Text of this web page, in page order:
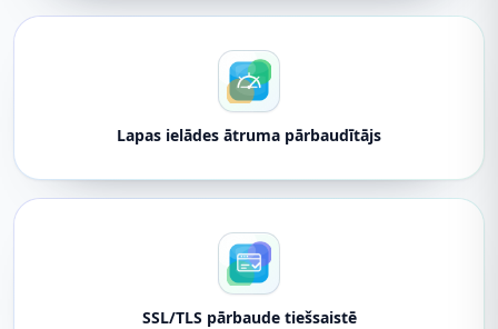
Lapas ielādes ātruma pārbaudītājs
SSL/TLS pārbaude tiešsaistē